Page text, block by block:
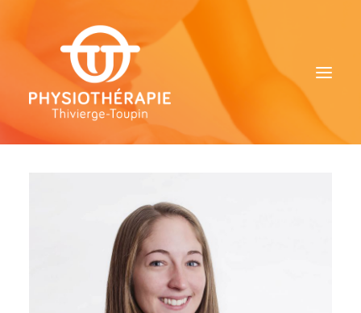
NOTRE ÉQUIPE
NOS SERVICES
CAPSULES PHYSIO